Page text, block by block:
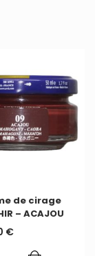
de cirage
– ACAJOU
€